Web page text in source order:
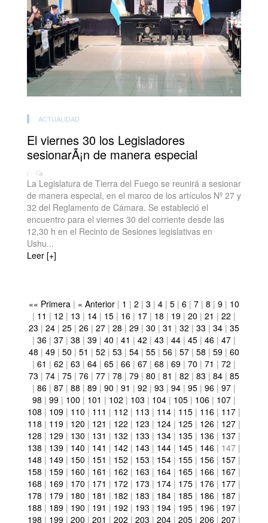
ACTUALIDAD
El viernes 30 los Legisladores
sesionarÃ¡n de manera especial
| -
La Legislatura de Tierra del Fuego se reunirá a sesionar
de manera especial, en el marco de los artículos Nº 27 y
32 del Reglamento de Cámara. Se estableció el
encuentro para el viernes 30 del corriente desde las
12,30 h en el Recinto de Sesiones legislativas en
Ushu...
Leer [+]
«« Primera | « Anterior | 1 | 2 | 3 | 4 | 5 | 6 | 7 | 8 | 9 | 10
| 11 | 12 | 13 | 14 | 15 | 16 | 17 | 18 | 19 | 20 | 21 | 22 |
23 | 24 | 25 | 26 | 27 | 28 | 29 | 30 | 31 | 32 | 33 | 34 | 35
| 36 | 37 | 38 | 39 | 40 | 41 | 42 | 43 | 44 | 45 | 46 | 47 |
48 | 49 | 50 | 51 | 52 | 53 | 54 | 55 | 56 | 57 | 58 | 59 | 60
| 61 | 62 | 63 | 64 | 65 | 66 | 67 | 68 | 69 | 70 | 71 | 72 |
73 | 74 | 75 | 76 | 77 | 78 | 79 | 80 | 81 | 82 | 83 | 84 | 85
| 86 | 87 | 88 | 89 | 90 | 91 | 92 | 93 | 94 | 95 | 96 | 97 |
98 | 99 | 100 | 101 | 102 | 103 | 104 | 105 | 106 | 107 |
108 | 109 | 110 | 111 | 112 | 113 | 114 | 115 | 116 | 117 |
118 | 119 | 120 | 121 | 122 | 123 | 124 | 125 | 126 | 127 |
128 | 129 | 130 | 131 | 132 | 133 | 134 | 135 | 136 | 137 |
138 | 139 | 140 | 141 | 142 | 143 | 144 | 145 | 146 | 147 |
148 | 149 | 150 | 151 | 152 | 153 | 154 | 155 | 156 | 157 |
158 | 159 | 160 | 161 | 162 | 163 | 164 | 165 | 166 | 167 |
168 | 169 | 170 | 171 | 172 | 173 | 174 | 175 | 176 | 177 |
178 | 179 | 180 | 181 | 182 | 183 | 184 | 185 | 186 | 187 |
188 | 189 | 190 | 191 | 192 | 193 | 194 | 195 | 196 | 197 |
198 | 199 | 200 | 201 | 202 | 203 | 204 | 205 | 206 | 207 |